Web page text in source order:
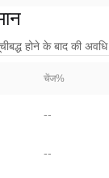
होने के बाद की
चेंज%
--
--